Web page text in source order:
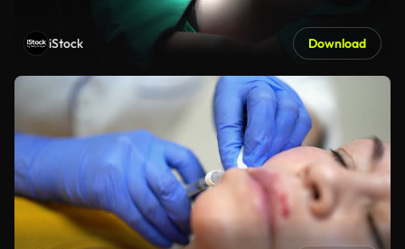
iStock Download